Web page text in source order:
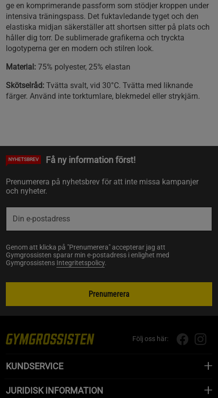
ge en komprimerande passform som stödjer kroppen under
intensiva träningspass. Det fuktavledande tyget och den
elastiska midjan säkerställer att shortsen sitter på plats och
håller dig torr. De sublimerade grafikerna och tryckta
logotyperna ger en modern och stilren look.
Material: 75% polyester, 25% elastan
Skötselråd: Tvätta svalt, vid 30°C. Tvätta med liknande
färger. Använd inte torktumlare, blekmedel eller strykjärn.
NYHETSBREV Få ny information först!
Prenumerera på nyhetsbrev för att inte missa kampanjer
och nyheter.
Genom att klicka på "Prenumerera" accepterar jag att
Gymgrossisten sparar min e-postadress i enlighet med
Gymgrossistens Integritetspolicy.
Prenumerera
Följ oss här:
KUNDSERVICE
JURIDISK INFORMATION